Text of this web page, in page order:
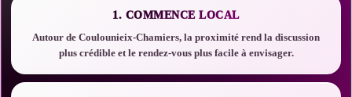
1. COMMENCE LOCAL
Autour de Coulounieix-Chamiers, la proximité rend la discussion
plus crédible et le rendez-vous plus facile à envisager.